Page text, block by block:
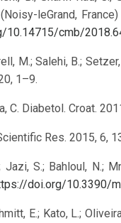
leGrand,
10.14715/cmb/
M.; Salehi, B.;
1–9.
C. Diabetol. Croat.
Res. 2015, 6,
Jazi, S.; Bahloul, N.;
doi.org/10.3390/
E.; Kato, L.;